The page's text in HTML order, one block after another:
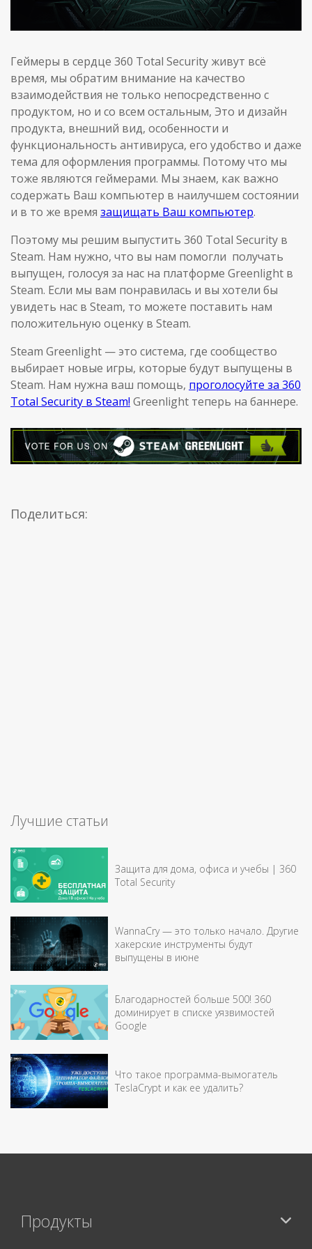
Геймеры в сердце 360 Total Security живут всё
время, мы обратим внимание на качество
взаимодействия не только непосредственно с
продуктом, но и со всем остальным, Это и дизайн
продукта, внешний вид, особенности и
функциональность антивируса, его удобство и даже
тема для оформления программы. Потому что мы
тоже являются геймерами. Мы знаем, как важно
содержать Ваш компьютер в наилучшем состоянии
и в то же время защищать Ваш компьютер.
Поэтому мы решим выпустить 360 Total Security в
Steam. Нам нужно, что вы нам помогли получать
выпущен, голосуя за нас на платформе Greenlight в
Steam. Если мы вам понравилась и вы хотели бы
увидеть нас в Steam, то можете поставить нам
положительную оценку в Steam.
Steam Greenlight — это система, где сообщество
выбирает новые игры, которые будут выпущены в
Steam. Нам нужна ваш помощь, проголосуйте за 360
Total Security в Steam! Greenlight теперь на баннере.
Поделиться:
Лучшие статьи
Защита для дома, офиса и учебы | 360
Total Security
WannaCry — это только начало. Другие
хакерские инструменты будут
выпущены в июне
Благодарностей больше 500! 360
доминирует в списке уязвимостей
Google
Что такое программа-вымогатель
TeslaCrypt и как ее удалить?
Продукты